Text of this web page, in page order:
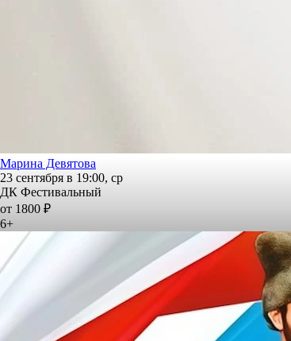
Марина Девятова
23 сентября в 19:00, ср
ДК Фестивальный
от 1800 ₽
6+